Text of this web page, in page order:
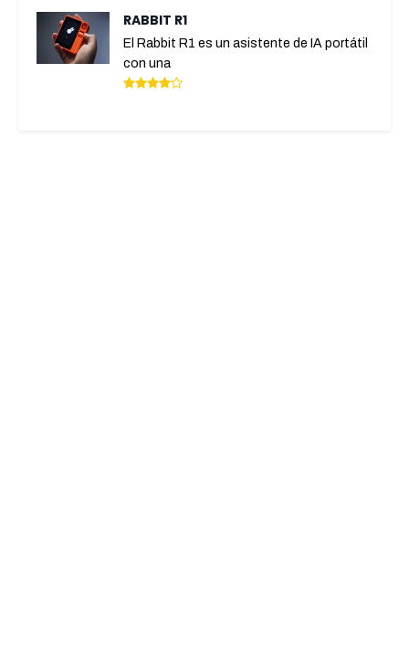
RABBIT R1
El Rabbit R1 es un asistente de IA portátil
con una